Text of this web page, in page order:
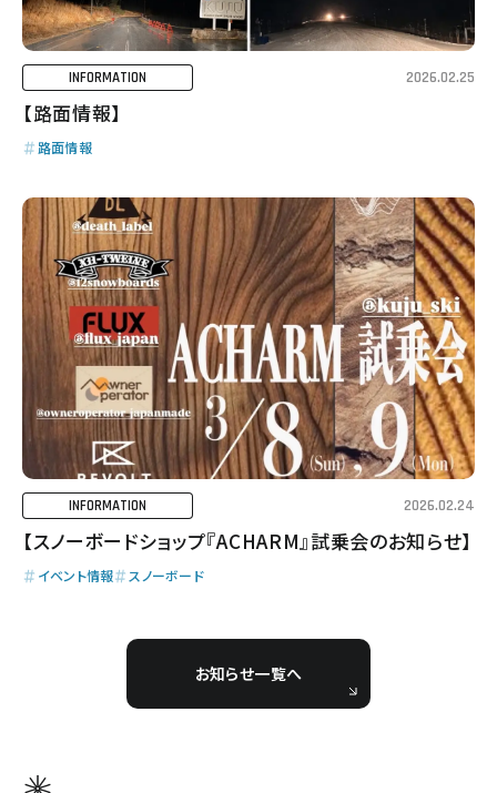
INFORMATION 2026.02.25
【路面情報】
路面情報
INFORMATION 2026.02.24
【スノーボードショップ『ACHARM』試乗会のお知らせ】
イベント情報 スノーボード
お知らせ一覧へ